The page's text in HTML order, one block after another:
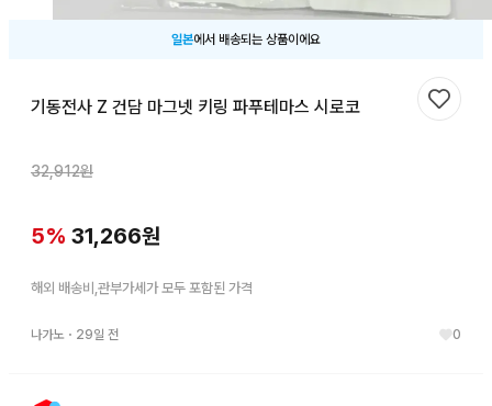
일본에서 배송되는 상품이에요
기동전사 Z 건담 마그넷 키링 파푸테마스 시로코
32,912원
5% 31,266원
해외 배송비,관부가세가 모두 포함된 가격
나가노 ・ 29일 전 0
찜하기